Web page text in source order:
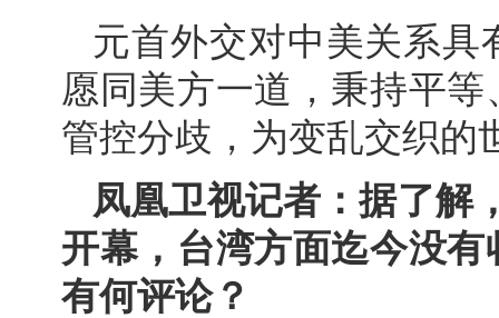
元首外交对中美关系
愿同美方一道，秉持平
管控分歧，为变乱交织的
凤凰卫视记者：据了解
开幕，台湾方面迄今没
有何评论？